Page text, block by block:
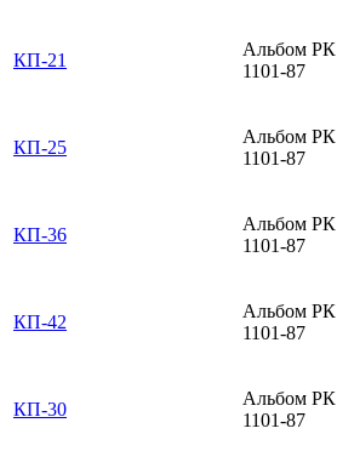
КП-21
Альбом РК
1101-87
КП-25
Альбом РК
1101-87
КП-36
Альбом РК
1101-87
КП-42
Альбом РК
1101-87
КП-30
Альбом РК
1101-87